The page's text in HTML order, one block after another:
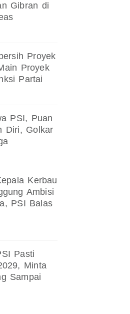
Gibran di
Proyek
Proyek
Partai
PSI, Puan
Diri, Golkar
Kerbau
Ambisi
PSI Balas
Pasti
Minta
Sampai